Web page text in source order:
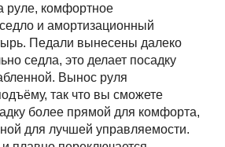
руле, комфортное
и амортизационный
Педали вынесены далеко
седла, это делает посадку
Вынос руля
так что вы сможете
более прямой для комфорта,
для лучшей управляемости.